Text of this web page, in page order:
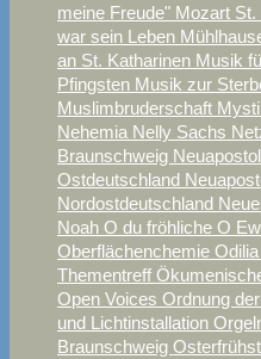
meine Freude" Mozart St.
war sein Leben
an St. Katharinen Musik
Pfingsten Musik zur
Muslimbruderschaft
Nehemia Nelly Sachs
Braunschweig
Ostdeutschland
Nordostdeutschland
Noah O du fröhliche O
Oberflächenchemie
Thementreff
Open Voices Ordnung
und Lichtinstallation
Braunschweig